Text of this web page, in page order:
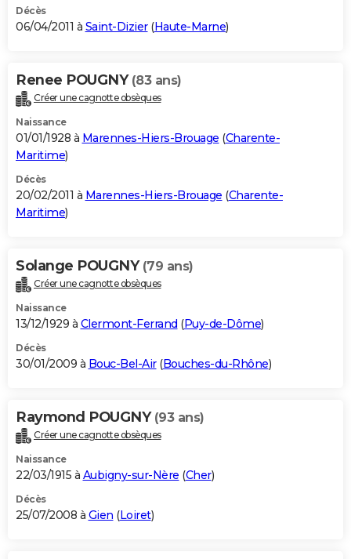
Décès
06/04/2011 à Saint-Dizier(Haute-Marne)
Renee POUGNY (83 ans)
Créer une cagnotte obsèques
Naissance
01/01/1928 à Marennes-Hiers-Brouage (Charente-
Maritime)
Décès
20/02/2011 à Marennes-Hiers-Brouage (Charente-
Maritime)
Solange POUGNY (79 ans)
Créer une cagnotte obsèques
Naissance
13/12/1929 à Clermont-Ferrand (Puy-de-Dôme)
Décès
30/01/2009 à Bouc-Bel-Air(Bouches-du-Rhône)
Raymond POUGNY (93 ans)
Créer une cagnotte obsèques
Naissance
22/03/1915 à Aubigny-sur-Nère (Cher)
Décès
25/07/2008 à Gien (Loiret)